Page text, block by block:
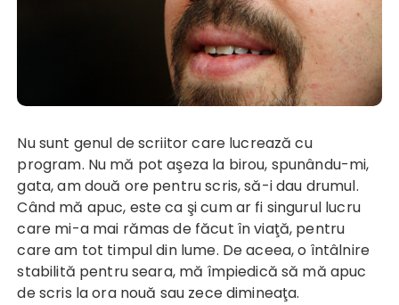
Nu sunt genul de scriitor care lucrează cu
program. Nu mă pot aşeza la birou, spunându-mi,
gata, am două ore pentru scris, să-i dau drumul.
Când mă apuc, este ca şi cum ar fi singurul lucru
care mi-a mai rămas de făcut în viaţă, pentru
care am tot timpul din lume. De aceea, o întâlnire
stabilită pentru seara, mă împiedică să mă apuc
de scris la ora nouă sau zece dimineaţa.